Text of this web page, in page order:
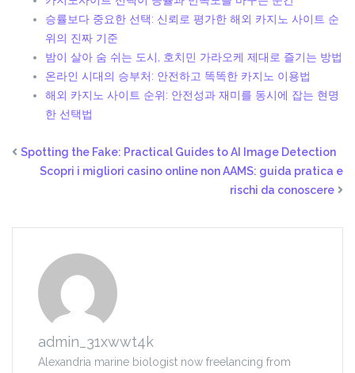
승률보다 중요한 선택: 신뢰로 평가한 해외 카지노 사이트 순
위의 진짜 기준
밤이 살아 숨 쉬는 도시, 호치민 가라오케 제대로 즐기는 방법
온라인 시대의 승부처: 안전하고 똑똑한 카지노 이용법
해외 카지노 사이트 순위: 안전성과 재미를 동시에 잡는 현명
한 선택법
Spotting the Fake: Practical Guides to AI Image Detection
Scopri i migliori casino online non AAMS: guida pratica e
rischi da conoscere
admin_31xwwt4k
Alexandria marine biologist now freelancing from